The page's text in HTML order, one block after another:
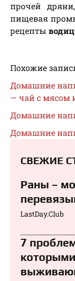
прочей
пищевая
рецепты
Похожие
Домашние
— чай с мясом
Домашние
Домашние
СВЕЖИЕ
Раны –
LastDay.Club
7